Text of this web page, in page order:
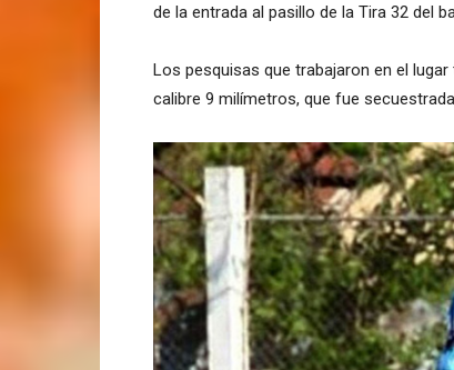
de la entrada al pasillo de la Tira 32 del
Los pesquisas que trabajaron en el
calibre 9 milímetros, que fue